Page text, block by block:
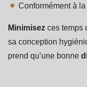
Conformément à
Minimisez ces temps
sa conception
prend qu’une bonne